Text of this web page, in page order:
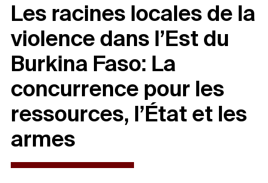
Les racines locales de la
violence dans l’Est du
Burkina Faso: La
concurrence pour les
ressources, l’État et les
armes